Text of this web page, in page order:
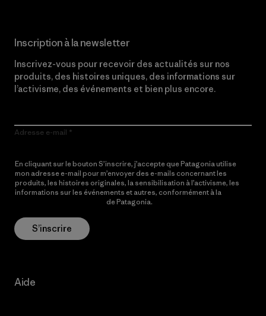
Inscription à la newsletter
Inscrivez-vous pour recevoir des actualités sur nos
produits, des histoires uniques, des informations sur
l’activisme, des événements et bien plus encore.
Adresse e-mail
En cliquant sur le bouton S’inscrire, j’accepte que Patagonia utilise
mon adresse e-mail pour m’envoyer des e-mails concernant les
produits, les histoires originales, la sensibilisation à l’activisme, les
informations sur les événements et autres, conformément à la
de Patagonia.
S’inscrire
Aide